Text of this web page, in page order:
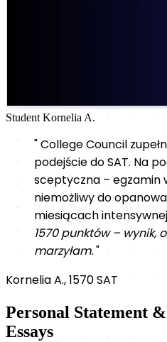
Student Kornelia A.
" College Council
podejście do SAT. Na
sceptyczna – egzamin
niemożliwy do
miesiącach
1570 punktów – wynik,
marzyłam."
Kornelia A., 1570 SAT
Personal Statement
Essays